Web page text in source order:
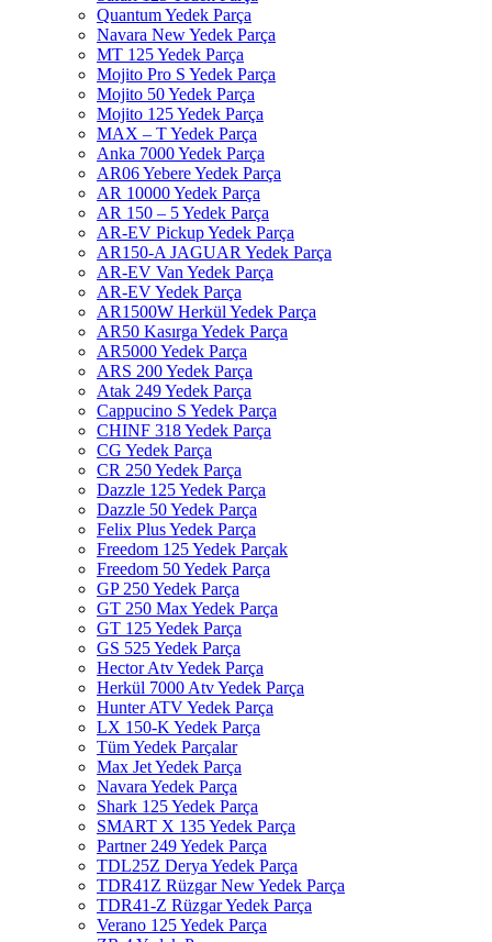
Quantum Yedek Parça
Navara New Yedek Parça
MT 125 Yedek Parça
Mojito Pro S Yedek Parça
Mojito 50 Yedek Parça
Mojito 125 Yedek Parça
MAX – T Yedek Parça
Anka 7000 Yedek Parça
AR06 Yebere Yedek Parça
AR 10000 Yedek Parça
AR 150 – 5 Yedek Parça
AR-EV Pickup Yedek Parça
AR150-A JAGUAR Yedek Parça
AR-EV Van Yedek Parça
AR-EV Yedek Parça
AR1500W Herkül Yedek Parça
AR50 Kasırga Yedek Parça
AR5000 Yedek Parça
ARS 200 Yedek Parça
Atak 249 Yedek Parça
Cappucino S Yedek Parça
CHINF 318 Yedek Parça
CG Yedek Parça
CR 250 Yedek Parça
Dazzle 125 Yedek Parça
Dazzle 50 Yedek Parça
Felix Plus Yedek Parça
Freedom 125 Yedek Parçak
Freedom 50 Yedek Parça
GP 250 Yedek Parça
GT 250 Max Yedek Parça
GT 125 Yedek Parça
GS 525 Yedek Parça
Hector Atv Yedek Parça
Herkül 7000 Atv Yedek Parça
Hunter ATV Yedek Parça
LX 150-K Yedek Parça
Tüm Yedek Parçalar
Max Jet Yedek Parça
Navara Yedek Parça
Shark 125 Yedek Parça
SMART X 135 Yedek Parça
Partner 249 Yedek Parça
TDL25Z Derya Yedek Parça
TDR41Z Rüzgar New Yedek Parça
TDR41-Z Rüzgar Yedek Parça
Verano 125 Yedek Parça